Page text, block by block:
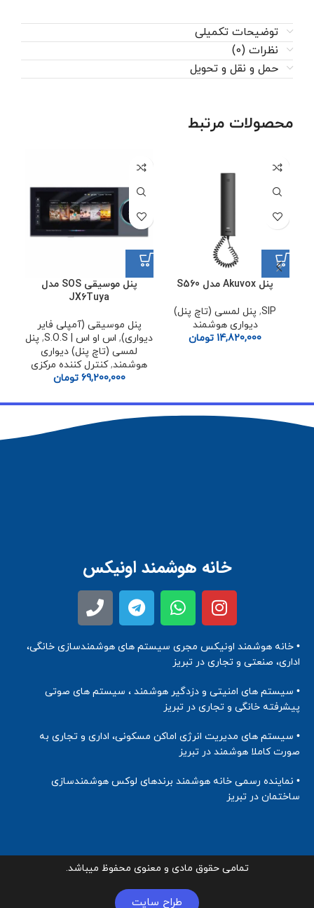
توضیحات تکمیلی
نظرات (0)
حمل و نقل و تحویل
محصولات مرتبط
پنل Akuvox مدل S560
SIP
, پنل لمسی (تاچ پنل)
دیواری هوشمند
14,820,000 تومان
پنل موسیقی SOS مدل
JX6Tuya
پنل موسیقی (آمپلی فایر
دیواری), اس او اس | S.O.S , پنل
لمسی (تاچ پنل) دیواری
هوشمند,کنترل کننده مرکزی
69,200,000 تومان
خانه هوشمند اونیکس
• خانه هوشمند اونیکس مجری سیستم های هوشمندسازی خانگی،
اداری، صنعتی و تجاری در تبریز
• سیستم های امنیتی و دزدگیر هوشمند ، سیستم های صوتی
پیشرفته خانگی و تجاری در تبریز
• سیستم های مدیریت انرژی اماکن مسکونی، اداری و تجاری به
صورت کاملا هوشمند در تبریز
• نماینده رسمی خانه هوشمند برندهای لوکس هوشمندسازی
ساختمان در تبریز
تمامی حقوق مادی و معنوی محفوظ میباشد.
طراح سایت